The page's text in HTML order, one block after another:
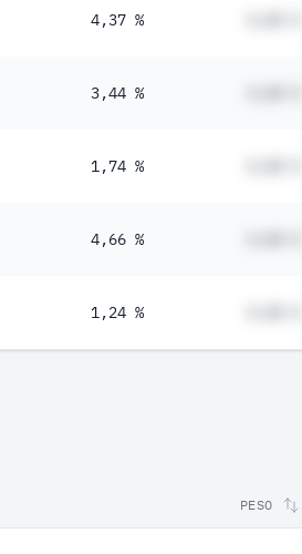
4,37 %
3,44 %
1,74 %
4,66 %
1,24 %
PESO